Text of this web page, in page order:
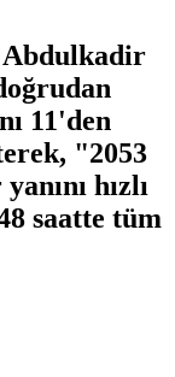
Abdulkadir
11'den
"2053
hızlı
saatte tüm